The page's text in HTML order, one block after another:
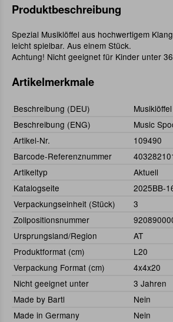
Produktbeschreibung
Spezial Musiklöffel aus hochwertigem
leicht spielbar. Aus einem Stück.
Achtung! Nicht geeignet für Kinder unter
Artikelmerkmale
Beschreibung (DEU)
Beschreibung (ENG)
Music
Artikel-Nr.
109490
Barcode-Referenznummer
Artikeltyp
Aktuell
Katalogseite
2025BB-
Verpackungseinheit (Stück)
3
Zollpositionsnummer
Ursprungsland/Region
AT
Produktformat (cm)
L20
Verpackung Format (cm)
4x4x20
Nicht geeignet unter
3 Jahren
Made by Bartl
Nein
Made in Germany
Nein